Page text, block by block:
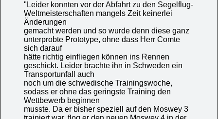
"Leider konnten vor der Abfahrt zu den Segelflug-
Weltmeisterschaften mangels Zeit keinerlei
Änderungen
gemacht werden und so wurde denn diese ganz
unterprobte Prototype, ohne dass Herr Comte
sich darauf
hätte richtig einfliegen können ins Rennen
geschickt. Leider brachte ihn in Schweden ein
Transportunfall auch
noch um die schwedische Trainingswoche,
sodass er ohne das geringste Training den
Wettbewerb beginnen
musste. Da er bisher speziell auf den Moswey 3